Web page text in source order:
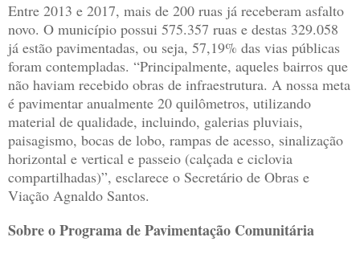
Entre 2013 e 2017, mais de 200 ruas já receberam asfalto
novo. O município possui 575.357 ruas e destas 329.058
já estão pavimentadas, ou seja, 57,19% das vias públicas
foram contempladas. “Principalmente, aqueles bairros que
não haviam recebido obras de infraestrutura. A nossa meta
é pavimentar anualmente 20 quilômetros, utilizando
material de qualidade, incluindo, galerias pluviais,
paisagismo, bocas de lobo, rampas de acesso, sinalização
horizontal e vertical e passeio (calçada e ciclovia
compartilhadas)”, esclarece o Secretário de Obras e
Viação Agnaldo Santos.
Sobre o Programa de Pavimentação Comunitária